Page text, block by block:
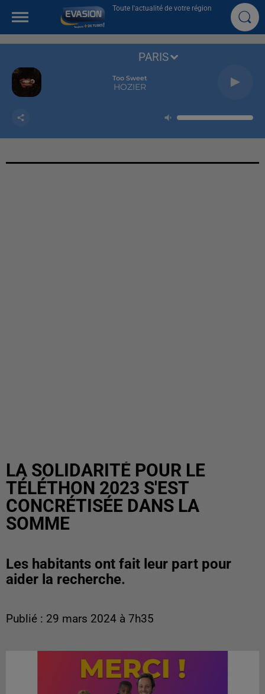
Toute l'actualité de votre région
Too Sweet
HOZIER
PARIS
LA SOLIDARITÉ POUR LE
TÉLÉTHON 2023 S'EST
CONCRÉTISÉE DANS LA
SOMME
Les habitants ont fait leur part pour
aider la recherche.
Publié : 29 mars 2024 à 7h35